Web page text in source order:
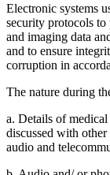
Electronic systems
security protocols
and imaging data
and to ensure
corruption in
The nature during
a. Details of
discussed with
audio and